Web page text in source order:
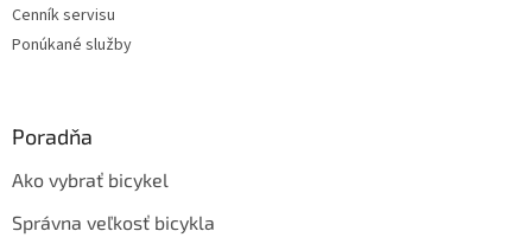
Cenník servisu
Ponúkané služby
Poradňa
Ako vybrať bicykel
Správna veľkosť bicykla